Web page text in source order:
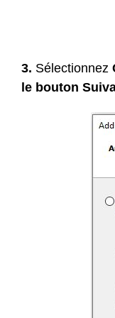
3. Sélectionnez
le bouton